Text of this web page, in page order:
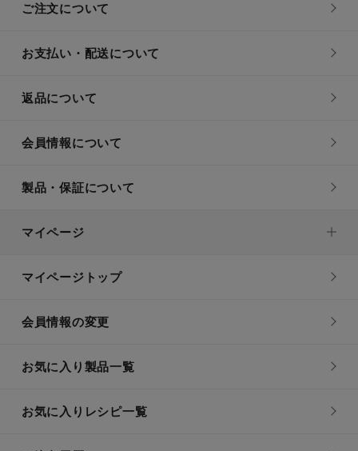
ご注文について
お支払い・配送について
返品について
会員情報について
製品・保証について
マイページ
マイページトップ
会員情報の変更
お気に入り製品一覧
お気に入りレシピ一覧